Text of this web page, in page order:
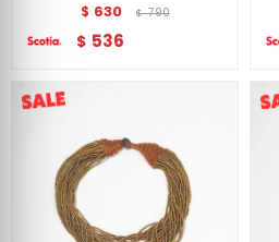
$ 630 $ 790
$ 536